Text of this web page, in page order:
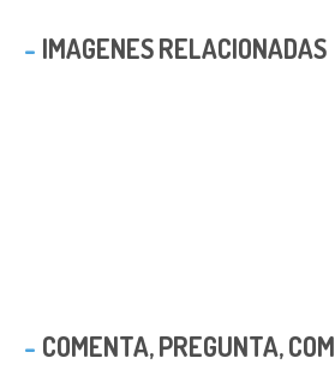
IMAGENES RELACIONADAS
COMENTA, PREGUNTA,